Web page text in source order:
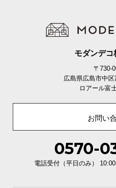
モダンデコ
〒730-
広島県広島市中
ロアール富
お問い
0570-
電話受付（平日のみ）